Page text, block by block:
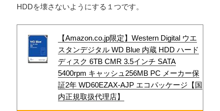
HDDを壊さないようにする１つです。
【Amazon.co.jp限定】Western Digital ウエ
スタンデジタル WD Blue 内蔵 HDD ハード
ディスク 6TB CMR 3.5インチ SATA
5400rpm キャッシュ256MB PC メーカー保
証2年 WD60EZAX-AJP エコパッケージ【国
内正規取扱代理店】